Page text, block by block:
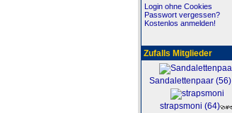
Login ohne Cookies
Passwort vergessen?
Kostenlos anmelden!
Zufalls Mitglieder
Sandalettenpaar (56)
strapsmoni (64)